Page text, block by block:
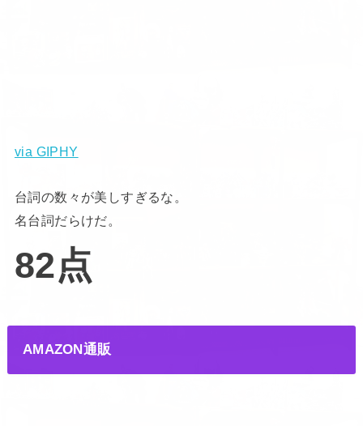
via GIPHY
台詞の数々が美しすぎるな。
名台詞だらけだ。
82点
AMAZON通販